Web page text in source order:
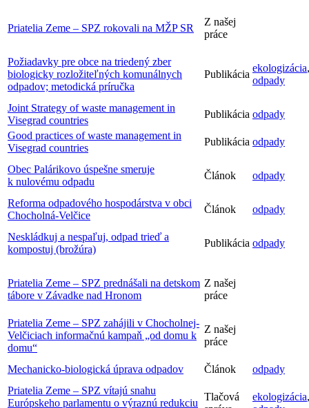
Priatelia Zeme – SPZ rokovali na MŽP SR
Z našej
práce
Požiadavky pre obce na triedený zber
biologicky rozložiteľných komunálnych
odpadov; metodická príručka
Publikácia
ekologizácia,
odpady
Joint Strategy of waste management in
Visegrad countries
Publikácia odpady
Good practices of waste management in
Visegrad countries
Publikácia odpady
Obec Palárikovo úspešne smeruje
k nulovému odpadu
Článok odpady
Reforma odpadového hospodárstva v obci
Chocholná-Velčice
Článok odpady
Neskládkuj a nespaľuj, odpad trieď a
kompostuj (brožúra)
Publikácia odpady
Priatelia Zeme – SPZ prednášali na detskom
tábore v Závadke nad Hronom
Z našej
práce
Priatelia Zeme – SPZ zahájili v Chocholnej-
Velčiciach informačnú kampaň „od domu k
domu“
Z našej
práce
Mechanicko-biologická úprava odpadov Článok
odpady
Priatelia Zeme – SPZ vítajú snahu
Európskeho parlamentu o výraznú redukciu
Tlačová
ekologizácia,